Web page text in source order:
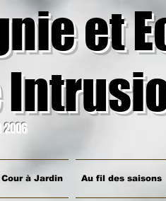
et
à Jardin Au fil des saisons